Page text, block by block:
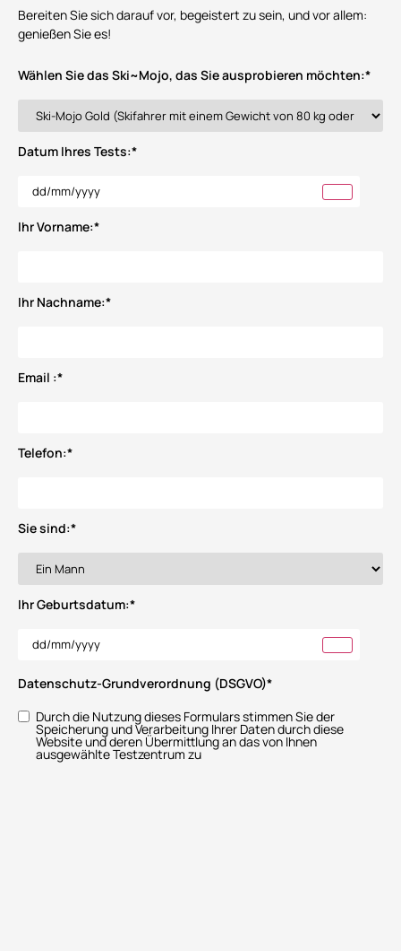
Bereiten Sie sich darauf vor, begeistert zu sein, und vor allem:
genießen Sie es!
Wählen Sie das Ski~Mojo, das Sie ausprobieren möchten:*
Datum Ihres Tests:*
Ihr Vorname:*
Ihr Nachname:*
Email :*
Telefon:*
Sie sind:*
Ihr Geburtsdatum:*
Datenschutz-Grundverordnung (DSGVO)*
Durch die Nutzung dieses Formulars stimmen Sie der
Speicherung und Verarbeitung Ihrer Daten durch diese
Website und deren Übermittlung an das von Ihnen
ausgewählte Testzentrum zu